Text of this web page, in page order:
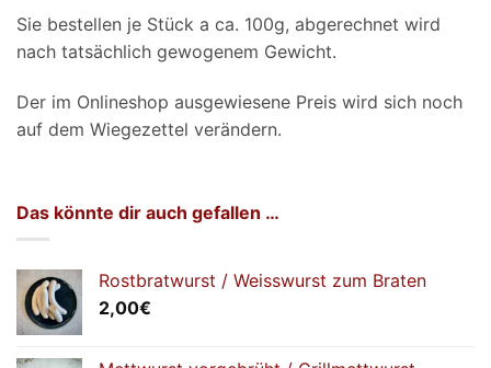
Sie bestellen je Stück a ca. 100g, abgerechnet wird
nach tatsächlich gewogenem Gewicht.
Der im Onlineshop ausgewiesene Preis wird sich noch
auf dem Wiegezettel verändern.
Das könnte dir auch gefallen …
Rostbratwurst / Weisswurst zum Braten
2,00€